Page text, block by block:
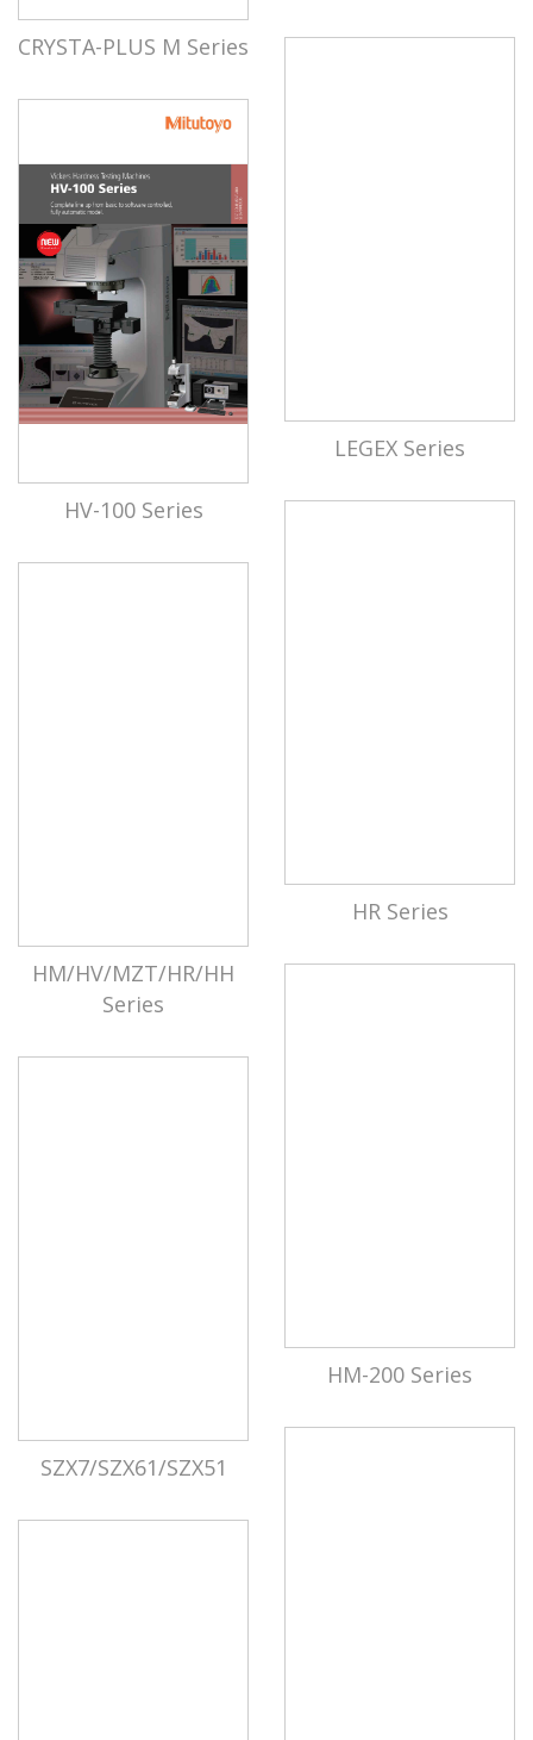
CRYSTA-PLUS M Series
LEGEX Series
HV-100 Series
HR Series
HM/HV/MZT/HR/HH
Series
HM-200 Series
SZX7/SZX61/SZX51